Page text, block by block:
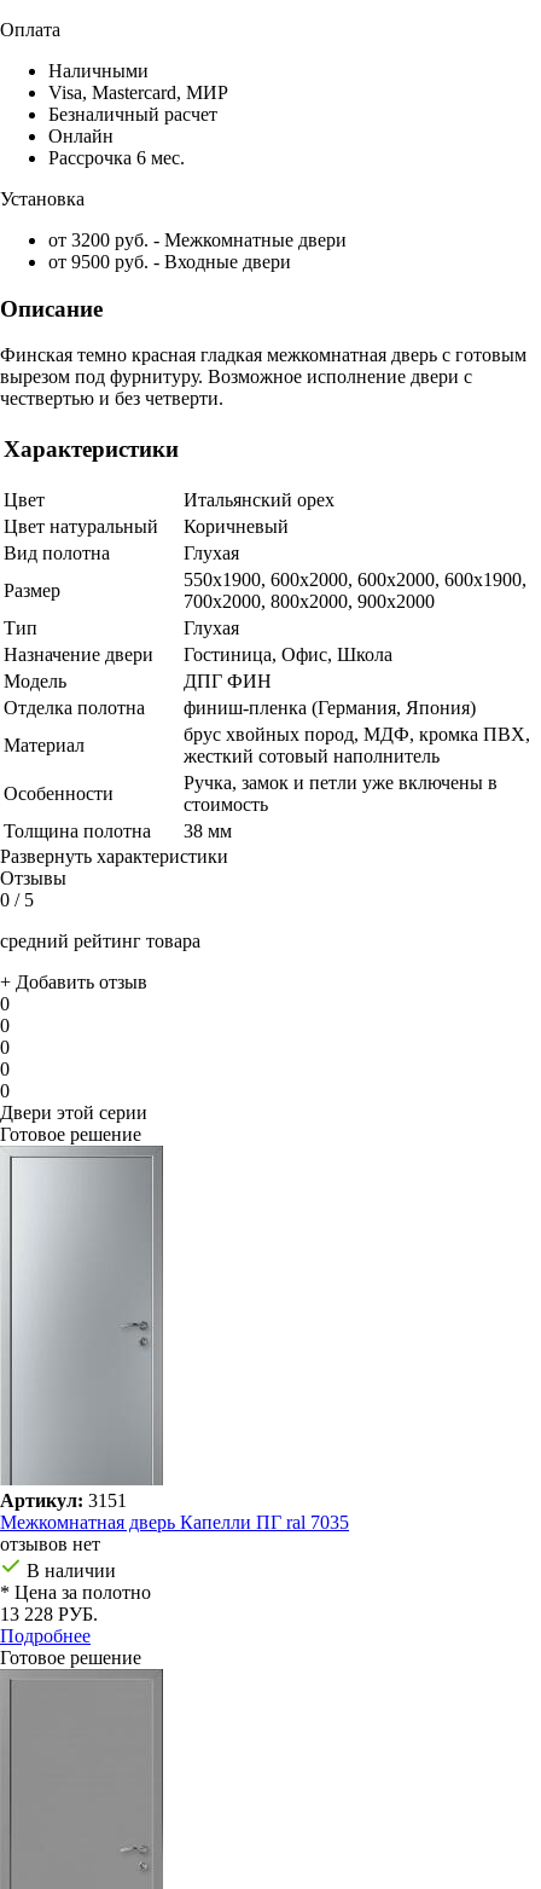
Оплата
Наличными
Visa, Mastercard, МИР
Безналичный расчет
Онлайн
Рассрочка 6 мес.
Установка
от 3200 руб. - Межкомнатные двери
от 9500 руб. - Входные двери
Описание
Финская темно красная гладкая межкомнатная дверь с готовым
вырезом под фурнитуру. Возможное исполнение двери с
чествертью и без четверти.
Характеристики
Цвет
Итальянский орех
Цвет натуральный
Коричневый
Вид полотна
Глухая
Размер
550х1900, 600x2000, 600x2000, 600х1900,
700x2000, 800x2000, 900x2000
Тип
Глухая
Назначение двери
Гостиница, Офис, Школа
Модель
ДПГ ФИН
Отделка полотна
финиш-пленка (Германия, Япония)
Материал
брус хвойных пород, МДФ, кромка ПВХ,
жесткий сотовый наполнитель
Особенности
Ручка, замок и петли уже включены в
стоимость
Толщина полотна
38 мм
Развернуть характеристики
Отзывы
0 / 5
средний рейтинг товара
+ Добавить отзыв
0
0
0
0
0
Двери этой серии
Готовое решение
Артикул: 3151
Межкомнатная дверь Капелли ПГ ral 7035
отзывов нет
В наличии
* Цена за полотно
13 228 РУБ.
Подробнее
Готовое решение